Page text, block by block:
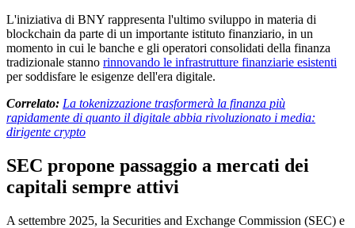
L'iniziativa di BNY rappresenta l'ultimo sviluppo in materia di
blockchain da parte di un importante istituto finanziario, in un
momento in cui le banche e gli operatori consolidati della finanza
tradizionale stanno rinnovando le infrastrutture finanziarie esistenti
per soddisfare le esigenze dell'era digitale.
Correlato: La tokenizzazione trasformerà la finanza più
rapidamente di quanto il digitale abbia rivoluzionato i media:
dirigente crypto
SEC propone passaggio a mercati dei
capitali sempre attivi
A settembre 2025, la Securities and Exchange Commission (SEC) e